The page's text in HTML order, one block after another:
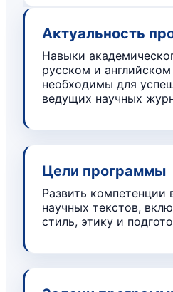
Актуальность
Навыки
русском и
необходимы для
ведущих научных
Цели программы
Развить компетенции
научных текстов,
стиль, этику и